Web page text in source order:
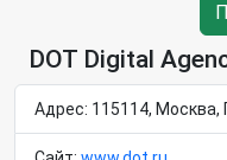
DOT Digital
Адрес: 115114,